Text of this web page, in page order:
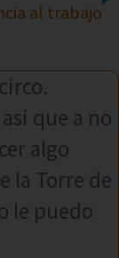
al trabajo
que a no
algo
la Torre de
le puedo